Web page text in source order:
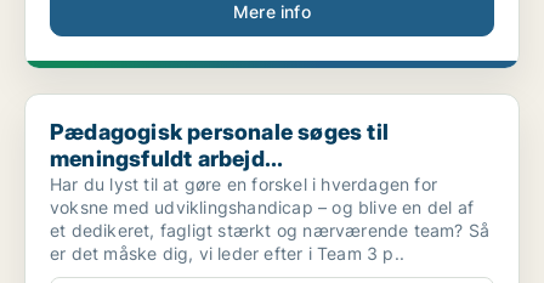
Mere info
Pædagogisk personale søges til meningsfuldt arbejd...
Pædagogisk personale søges til
meningsfuldt arbejd...
Har du lyst til at gøre en forskel i hverdagen for
voksne med udviklingshandicap – og blive en del af
et dedikeret, fagligt stærkt og nærværende team? Så
er det måske dig, vi leder efter i Team 3 p..